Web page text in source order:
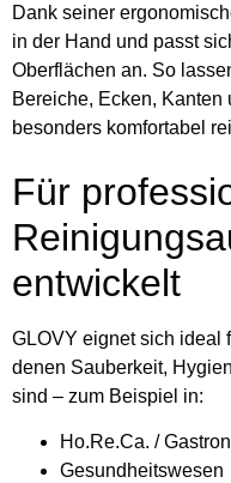
Dank seiner
in der Hand und passt
Oberflächen an. So
Bereiche, Ecken,
besonders komfortabel
Für
entwickelt
GLOVY eignet sich ideal
denen Sauberkeit,
sind – zum Beispiel in:
Ho.Re.Ca. /
Gesundheitswesen